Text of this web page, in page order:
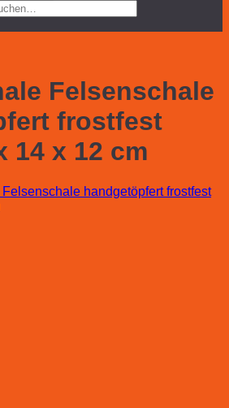
Felsenschale
frostfest
14 x 12 cm
handgetöpfert frostfest